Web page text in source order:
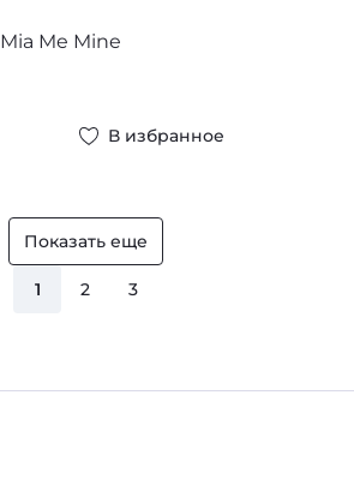
Mia Me Mine
В избранное
Показать еще
1 2 3